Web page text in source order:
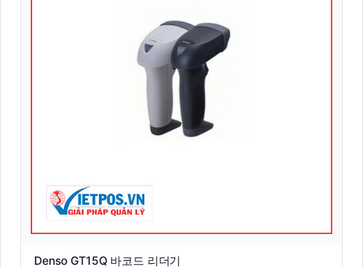
Denso GT15Q 바코드 리더기